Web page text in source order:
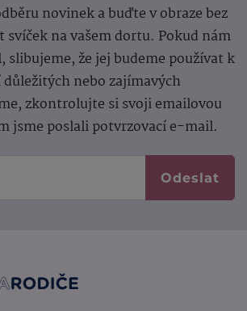
novinek a buďte v obraze bez
svíček na vašem dortu. Pokud nám
slibujeme, že jej budeme používat k
důležitých nebo zajímavých
zkontrolujte si svoji emailovou
jsme poslali potvrzovací e-mail.
Odeslat